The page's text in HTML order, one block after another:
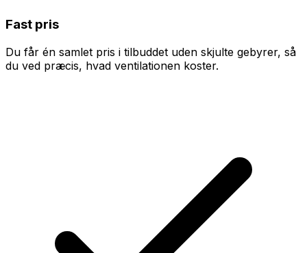
Fast pris
Du får én samlet pris i tilbuddet uden skjulte gebyrer, så
du ved præcis, hvad ventilationen koster.